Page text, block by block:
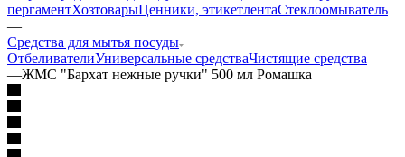
пергаментХозтоварыЦенники, этикетлентаСтеклоомыватель
—
Средства для мытья посуды
ОтбеливателиУниверсальные средстваЧистящие средства
—ЖМС "Бархат нежные ручки" 500 мл Ромашка